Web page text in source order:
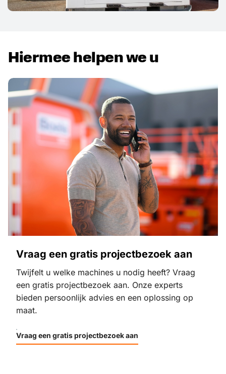
Hiermee helpen we u
Vraag een gratis projectbezoek aan
Twijfelt u welke machines u nodig heeft? Vraag
een gratis projectbezoek aan. Onze experts
bieden persoonlijk advies en een oplossing op
maat.
Vraag een gratis projectbezoek aan